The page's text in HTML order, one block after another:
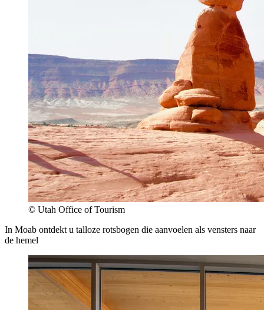
© Utah Office of Tourism
In Moab ontdekt u talloze rotsbogen die aanvoelen als vensters naar
de hemel